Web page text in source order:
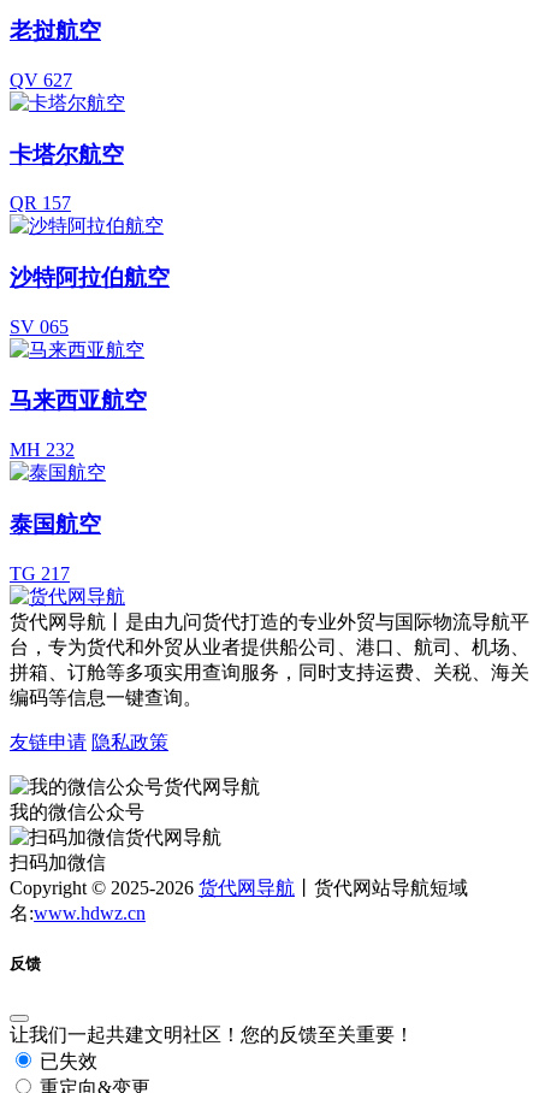
老挝航空
QV 627
卡塔尔航空
QR 157
沙特阿拉伯航空
SV 065
马来西亚航空
MH 232
泰国航空
TG 217
货代网导航丨是由九问货代打造的专业外贸与国际物流导航平
台，专为货代和外贸从业者提供船公司、港口、航司、机场、
拼箱、订舱等多项实用查询服务，同时支持运费、关税、海关
编码等信息一键查询。
友链申请 隐私政策
我的微信公众号
扫码加微信
Copyright © 2025-2026 货代网导航 丨货代网站导航短域
名:www.hdwz.cn
反馈
让我们一起共建文明社区！您的反馈至关重要！
已失效
重定向&变更